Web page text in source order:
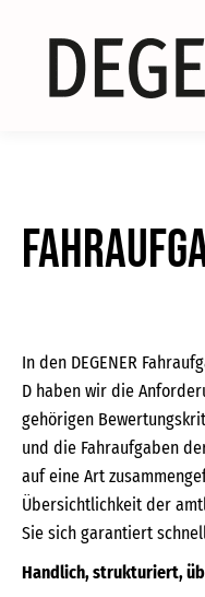
In den DEGENER
D haben wir die
gehörigen
und die Fahraufgaben
auf eine Art
Übersichtlichkeit der
Sie sich garantiert
Handlich, strukturiert,